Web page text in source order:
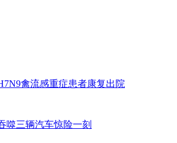
禽流感重症患者康复出院
噬三辆汽车惊险一刻